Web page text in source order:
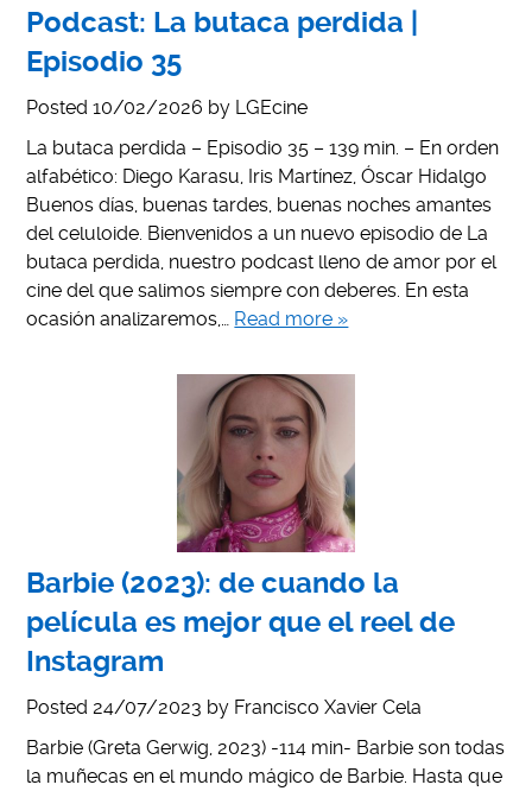
Podcast: La butaca perdida |
Episodio 35
Posted10/02/2026 by LGEcine
La butaca perdida – Episodio 35 – 139 min. – En orden
alfabético: Diego Karasu, Iris Martínez, Óscar Hidalgo
Buenos días, buenas tardes, buenas noches amantes
del celuloide. Bienvenidos a un nuevo episodio de La
butaca perdida, nuestro podcast lleno de amor por el
cine del que salimos siempre con deberes. En esta
ocasión analizaremos,… Read more »
Barbie (2023): de cuando la
película es mejor que el reel de
Instagram
Posted 24/07/2023 by Francisco Xavier Cela
Barbie (Greta Gerwig, 2023) -114 min- Barbie son todas
la muñecas en el mundo mágico de Barbie. Hasta que